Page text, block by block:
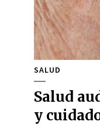
SALUD
Salud
y